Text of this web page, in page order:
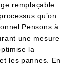
remplaçable
qu’on
à
une mesure
la
les pannes. En